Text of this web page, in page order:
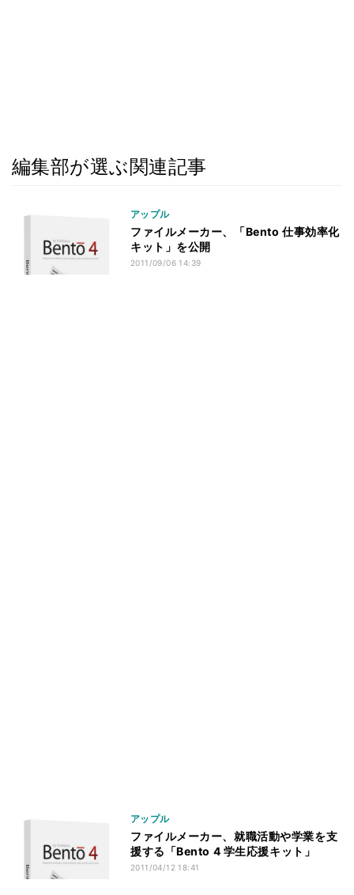
編集部が選ぶ関連記事
アップル
ファイルメーカー、「Bento 仕事効率化
キット」を公開
2011/09/06 14:39
アップル
ファイルメーカー、就職活動や学業を支
援する「Bento 4 学生応援キット」
2011/04/12 18:41